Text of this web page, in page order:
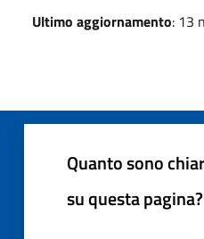
Ultimo aggiornamento: 13
Quanto sono
su questa pagina?